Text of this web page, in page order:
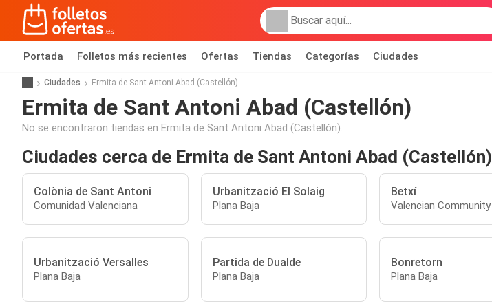
Portada Folletos más recientes Ofertas Tiendas Categorías Ciudades
Ciudades Ermita de Sant Antoni Abad (Castellón)
Ermita de Sant Antoni Abad (Castellón)
No se encontraron tiendas en Ermita de Sant Antoni Abad (Castellón).
Ciudades cerca de Ermita de Sant Antoni Abad (Castellón)
Colònia de Sant Antoni
Comunidad Valenciana
Urbanització El Solaig
Plana Baja
Betxí
Valencian Community
Urbanització Versalles
Plana Baja
Partida de Dualde
Plana Baja
Bonretorn
Plana Baja